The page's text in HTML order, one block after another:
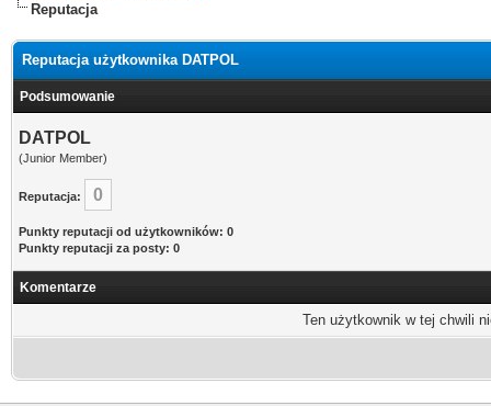
Reputacja
Reputacja użytkownika DATPOL
Podsumowanie
DATPOL
(Junior Member)
Reputacja: 0
Punkty reputacji od użytkowników: 0
Punkty reputacji za posty: 0
Komentarze
Ten użytkownik w tej chwili